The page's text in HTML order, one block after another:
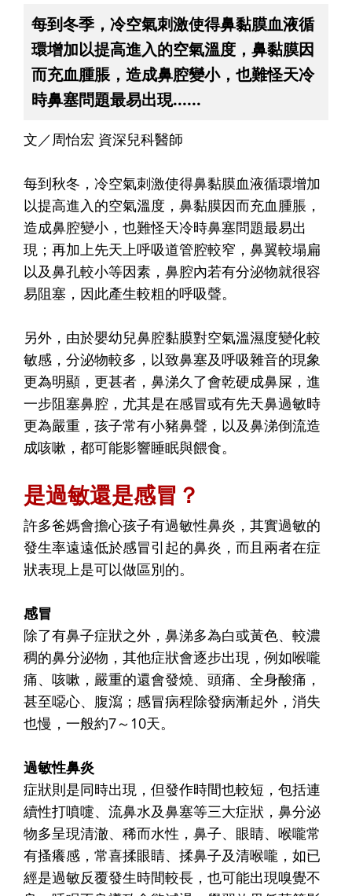
每到冬季，冷空氣刺激使得鼻黏膜血液循
環增加以提高進入的空氣溫度，鼻黏膜因
而充血腫脹，造成鼻腔變小，也難怪天冷
時鼻塞問題最易出現......
文／周怡宏 資深兒科醫師
每到秋冬，冷空氣刺激使得鼻黏膜血液循環增加
以提高進入的空氣溫度，鼻黏膜因而充血腫脹，
造成鼻腔變小，也難怪天冷時鼻塞問題最易出
現；再加上先天上呼吸道管腔較窄，鼻翼較塌扁
以及鼻孔較小等因素，鼻腔內若有分泌物就很容
易阻塞，因此產生較粗的呼吸聲。
另外，由於嬰幼兒鼻腔黏膜對空氣溫濕度變化較
敏感，分泌物較多，以致鼻塞及呼吸雜音的現象
更為明顯，更甚者，鼻涕久了會乾硬成鼻屎，進
一步阻塞鼻腔，尤其是在感冒或有先天鼻過敏時
更為嚴重，孩子常有小豬鼻聲，以及鼻涕倒流造
成咳嗽，都可能影響睡眠與餵食。
是過敏還是感冒？
許多爸媽會擔心孩子有過敏性鼻炎，其實過敏的
發生率遠遠低於感冒引起的鼻炎，而且兩者在症
狀表現上是可以做區別的。
感冒
除了有鼻子症狀之外，鼻涕多為白或黃色、較濃
稠的鼻分泌物，其他症狀會逐步出現，例如喉嚨
痛、咳嗽，嚴重的還會發燒、頭痛、全身酸痛，
甚至噁心、腹瀉；感冒病程除發病漸起外，消失
也慢，一般約7～10天。
過敏性鼻炎
症狀則是同時出現，但發作時間也較短，包括連
續性打噴嚏、流鼻水及鼻塞等三大症狀，鼻分泌
物多呈現清澈、稀而水性，鼻子、眼睛、喉嚨常
有搔癢感，常喜揉眼睛、揉鼻子及清喉嚨，如已
經是過敏反覆發生時間較長，也可能出現嗅覺不